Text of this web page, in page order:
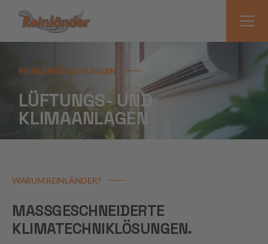
REINLÄNDER LÖSUNGEN
LÜFTUNGS- UND
KLIMAANLAGEN
WARUM REINLÄNDER?
MASSGESCHNEIDERTE K
LIMATECHNIKLÖSUNGEN.